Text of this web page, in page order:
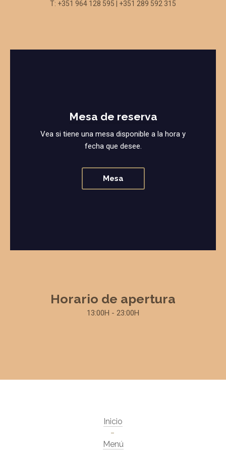
T: +351 964 128 595 | +351 289 592 315
Mesa de reserva
Vea si tiene una mesa disponible a la hora y
fecha que desee.
Mesa
Horario de apertura
13:00H - 23:00H
Inicio
Menú